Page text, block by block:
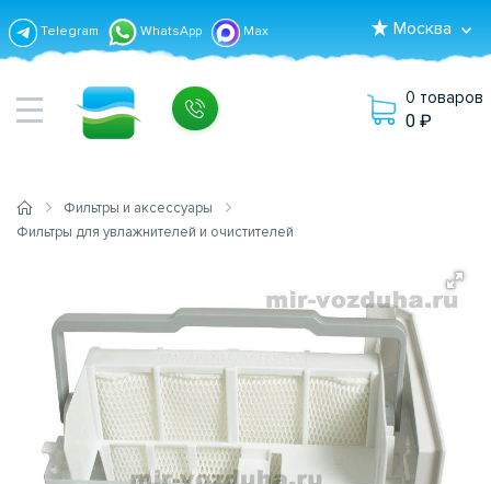
Telegram WhatsApp Max Москва
0 товаров
0
Фильтры и аксессуары
Фильтры для увлажнителей и очистителей